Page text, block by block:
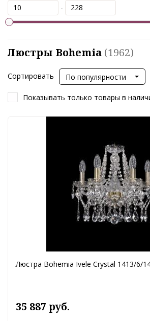
-
Люстры Bohemia (1962)
Сортировать По популярности
Показывать только товары в
Люстра Bohemia Ivele Crystal 1413/6/
35 887 руб.